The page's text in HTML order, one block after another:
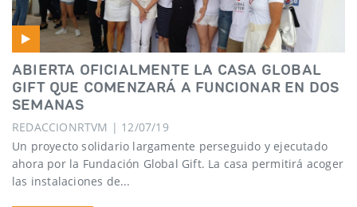
ABIERTA OFICIALMENTE LA CASA GLOBAL
GIFT QUE COMENZARÁ A FUNCIONAR EN DOS
SEMANAS
REDACCIONRTVM | 12/07/19
Un proyecto solidario largamente perseguido y ejecutado
ahora por la Fundación Global Gift. La casa permitirá acoger
las instalaciones de...